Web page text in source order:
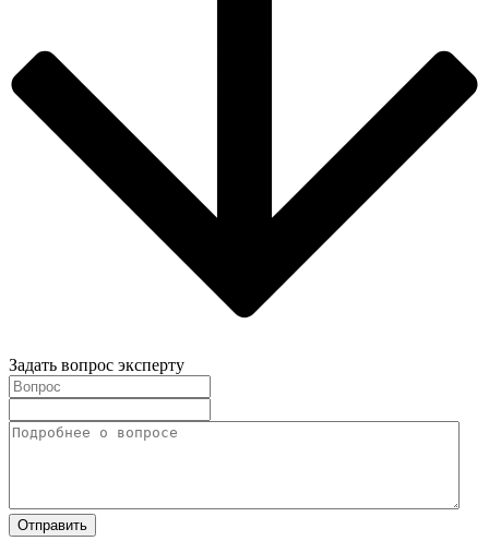
Задать вопрос эксперту